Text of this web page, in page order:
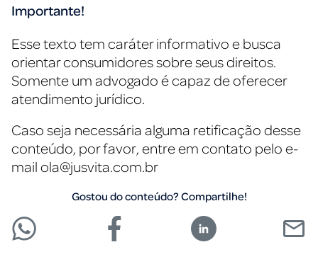
Importante!
Esse texto tem caráter informativo e busca
orientar consumidores sobre seus direitos.
Somente um advogado é capaz de oferecer
atendimento jurídico.
Caso seja necessária alguma retificação desse
conteúdo, por favor, entre em contato pelo e-
mailola@jusvita.com.br
Gostou do conteúdo? Compartilhe!